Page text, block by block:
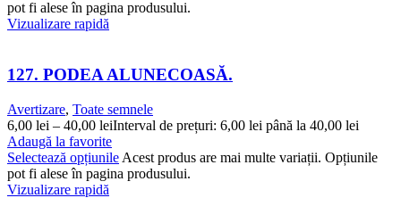
pot fi alese în pagina produsului.
Vizualizare rapidă
127. PODEA ALUNECOASĂ.
Avertizare, Toate semnele
6,00 lei – 40,00 leiInterval de prețuri: 6,00 lei până la 40,00 lei
Adaugă la favorite
Selectează opțiunile Acest produs are mai multe variații. Opțiunile
pot fi alese în pagina produsului.
Vizualizare rapidă